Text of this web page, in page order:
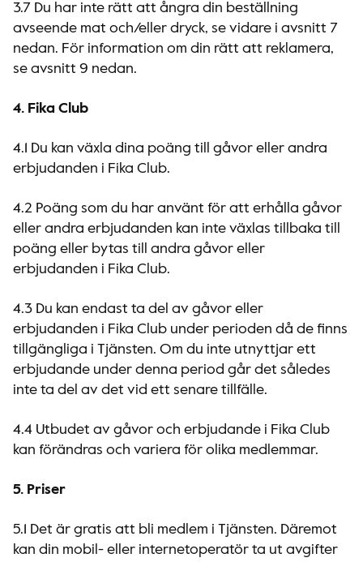
3.7 Du har inte rätt att ångra din beställning
avseende mat och/eller dryck, se vidare i avsnitt 7
nedan. För information om din rätt att reklamera,
se avsnitt 9 nedan.
4. Fika Club
4.1 Du kan växla dina poäng till gåvor eller andra
erbjudanden i Fika Club.
4.2 Poäng som du har använt för att erhålla gåvor
eller andra erbjudanden kan inte växlas tillbaka till
poäng eller bytas till andra gåvor eller
erbjudanden i Fika Club.
4.3 Du kan endast ta del av gåvor eller
erbjudanden i Fika Club under perioden då de finns
tillgängliga i Tjänsten. Om du inte utnyttjar ett
erbjudande under denna period går det således
inte ta del av det vid ett senare tillfälle.
4.4 Utbudet av gåvor och erbjudande i Fika Club
kan förändras och variera för olika medlemmar.
5. Priser
5.1 Det är gratis att bli medlem i Tjänsten. Däremot
kan din mobil- eller internetoperatör ta ut avgifter